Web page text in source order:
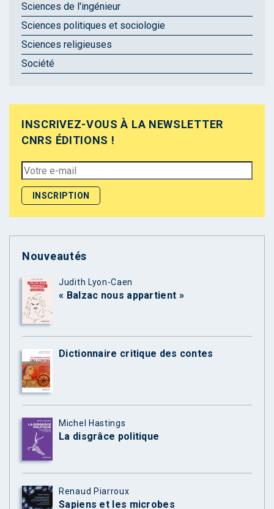
Sciences de l'ingénieur
Sciences politiques et sociologie
Sciences religieuses
Société
INSCRIVEZ-VOUS À LA NEWSLETTER
CNRS ÉDITIONS !
Nouveautés
Judith Lyon-Caen
« Balzac nous appartient »
Dictionnaire critique des contes
Michel Hastings
La disgrâce politique
Renaud Piarroux
Sapiens et les microbes